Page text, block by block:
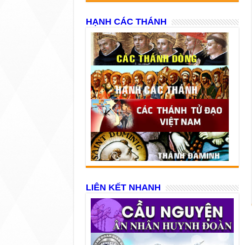
HẠNH CÁC THÁNH
LIÊN KẾT NHANH